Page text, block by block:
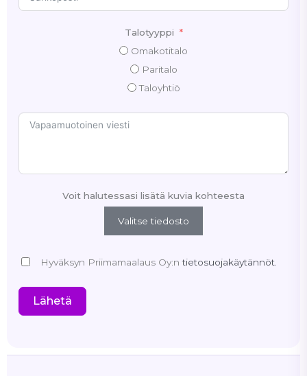
Talotyyppi
Omakotitalo
Paritalo
Taloyhtiö
Voit halutessasi lisätä kuvia kohteesta
Valitse tiedosto
Hyväksyn Priimamaalaus Oy:ntietosuojakäytännöt.
Lähetä